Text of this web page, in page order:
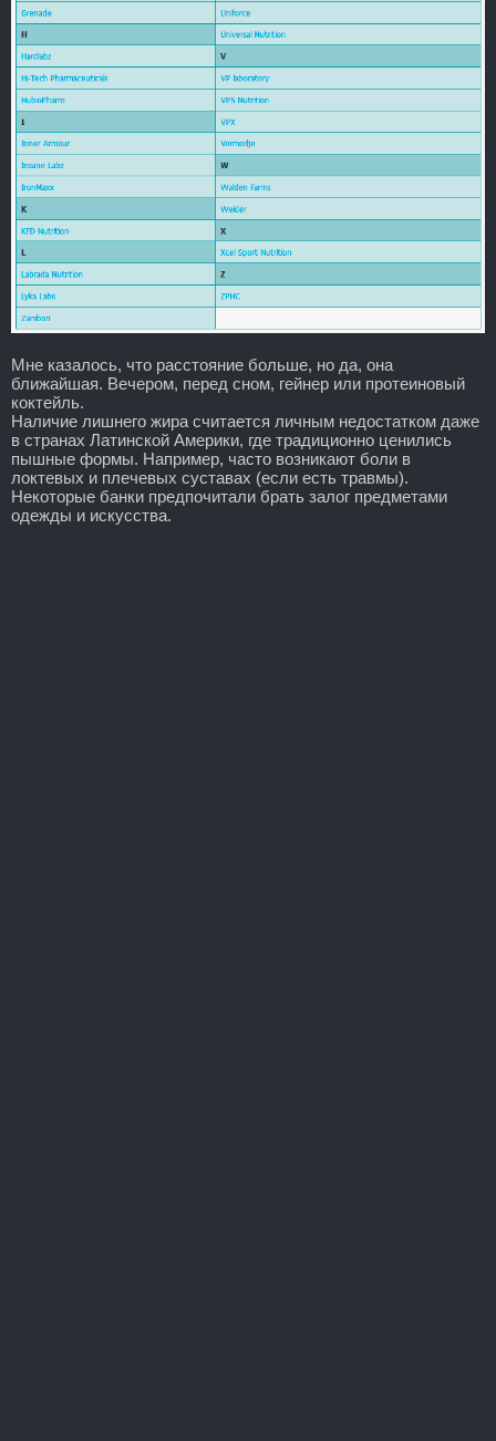
Мне казалось, что расстояние больше, но да, она
ближайшая. Вечером, перед сном, гейнер или протеиновый
коктейль.
Наличие лишнего жира считается личным недостатком даже
в странах Латинской Америки, где традиционно ценились
пышные формы. Например, часто возникают боли в
локтевых и плечевых суставах (если есть травмы).
Некоторые банки предпочитали брать залог предметами
одежды и искусства.